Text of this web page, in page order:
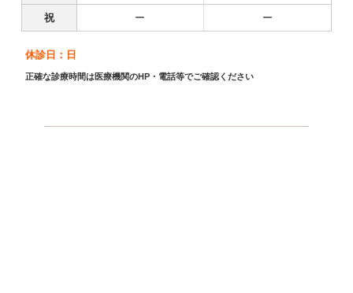
祝 ー ー
休診日：日
正確な診療時間は医療機関のHP・電話等でご確認ください